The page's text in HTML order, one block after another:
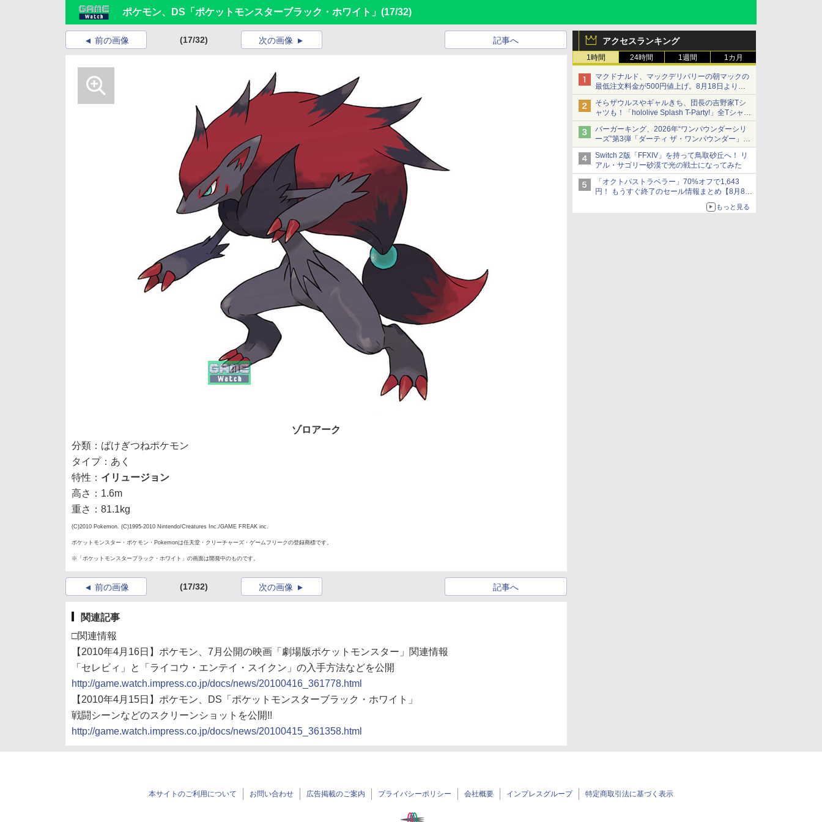
ポケモン、DS「ポケットモンスターブラック・ホワイト」 (17/32)
アクセスランキング
1時間 24時間 1週間 1カ月
マクドナルド、マックデリバリーの朝マックの
最低注文料金が500円値上げ。8月18日より
1,500円から受付
そらザウルスやギャルきち、団長の吉野家Tシ
ャツも！「hololive Splash T-Party!」全Tシャツ
ラインナップ公開＆オンライン販売開始
バーガーキング、2026年“ワンパウンダーシリ
ーズ”第3弾「ダーティ ザ・ワンパウンダー」を
8月7日発売
「特製ガーリックマヨソース」を使用した超大
型チーズバーガー
Switch 2版「FFXIV」を持って鳥取砂丘へ！ リ
アル・サゴリー砂漠で光の戦士になってみた
「オクトパストラベラー」70%オフで1,643
円！ もうすぐ終了のセール情報まとめ【8月8日
ニンテンドーeショップでは「大神 絶景版」が
もっと見る
前の画像 (17/32) 記事へ
次の画像
ゾロアーク
分類：ばけぎつねポケモン
タイプ：あく
特性： イリュージョン
高さ：1.6m
重さ：81.1kg
(C)2010 Pokemon. (C)1995-2010 Nintendo/Creatures Inc./GAME FREAK inc.
ポケットモンスター・ポケモン・Pokemonは任天堂・クリーチャーズ・ゲームフリークの登録商標です。
※「ポケットモンスターブラック・ホワイト」の画面は開発中のものです。
前の画像 (17/32) 記事へ
次の画像
関連記事
□関連情報
【2010年4月16日】ポケモン、7月公開の映画「劇場版ポケットモンスター」関連情報
「セレビィ」と「ライコウ・エンテイ・スイクン」の入手方法などを公開
http://game.watch.impress.co.jp/docs/news/20100416_361778.html
【2010年4月15日】ポケモン、DS「ポケットモンスターブラック・ホワイト」
戦闘シーンなどのスクリーンショットを公開!!
http://game.watch.impress.co.jp/docs/news/20100415_361358.html
本サイトのご利用について お問い合わせ 広告掲載のご案内 プライバシーポリシー 会社概要 インプレスグループ 特定商取引法に基づく表示